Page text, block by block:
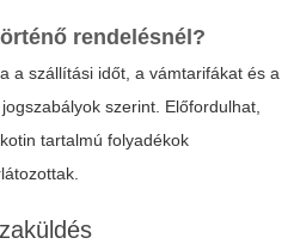
rendelésnél?
a szállítási időt, a vámtarifákat és a
szerint. Előfordulhat,
tartalmú folyadékok